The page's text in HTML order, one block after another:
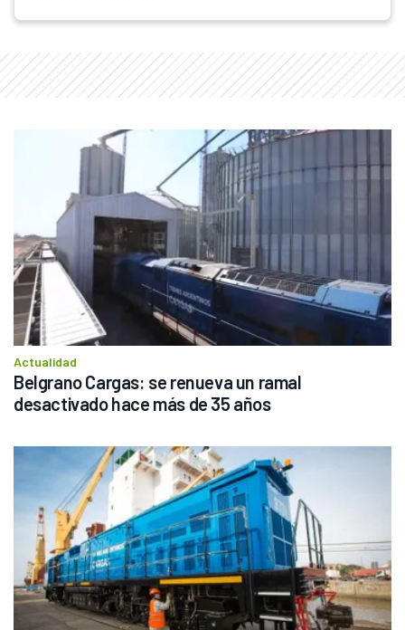
Actualidad
Belgrano Cargas: se renueva un ramal
desactivado hace más de 35 años